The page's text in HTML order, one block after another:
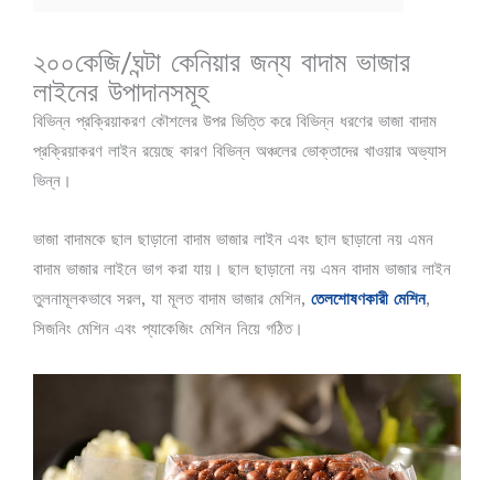
২০০কেজি/ঘন্টা কেনিয়ার জন্য বাদাম ভাজার
লাইনের উপাদানসমূহ
বিভিন্ন প্রক্রিয়াকরণ কৌশলের উপর ভিত্তি করে বিভিন্ন ধরণের ভাজা বাদাম
প্রক্রিয়াকরণ লাইন রয়েছে কারণ বিভিন্ন অঞ্চলের ভোক্তাদের খাওয়ার অভ্যাস
ভিন্ন।
ভাজা বাদামকে ছাল ছাড়ানো বাদাম ভাজার লাইন এবং ছাল ছাড়ানো নয় এমন
বাদাম ভাজার লাইনে ভাগ করা যায়। ছাল ছাড়ানো নয় এমন বাদাম ভাজার লাইন
তুলনামূলকভাবে সরল, যা মূলত বাদাম ভাজার মেশিন, তেলশোষণকারী মেশিন,
সিজনিং মেশিন এবং প্যাকেজিং মেশিন নিয়ে গঠিত।